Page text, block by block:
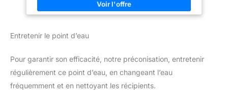
Entretenir le point d’eau
Pour garantir son efficacité, notre préconisation, entretenir
régulièrement ce point d’eau, en changeant l’eau
fréquemment et en nettoyant les récipients.